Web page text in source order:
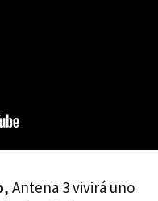
, Antena 3 vivirá uno